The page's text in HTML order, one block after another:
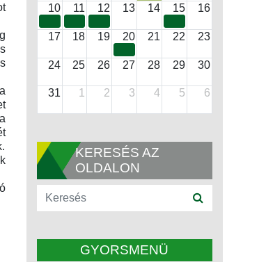
10 11 12 13 14 15 16
17 18 19 20 21 22 23
24 25 26 27 28 29 30
31 1 2 3 4 5 6
KERESÉS AZ
OLDALON
GYORSMENÜ